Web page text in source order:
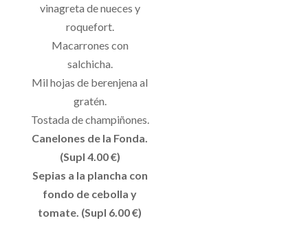
vinagreta de nueces y
roquefort.
Macarrones con
salchicha.
Mil hojas de berenjena al
gratén.
Tostada de champiñones.
Canelones de la Fonda.
(Supl 4.00 €)
Sepias a la plancha con
fondo de cebolla y
tomate. (Supl 6.00 €)